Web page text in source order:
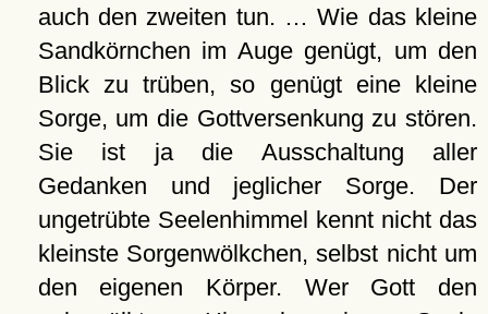
auch den zweiten tun. … Wie das kleine
Sandkörnchen im Auge genügt, um den
Blick zu trüben, so genügt eine kleine
Sorge, um die Gottversenkung zu stören.
Sie ist ja die Ausschaltung aller
Gedanken und jeglicher Sorge. Der
ungetrübte Seelenhimmel kennt nicht das
kleinste Sorgenwölkchen, selbst nicht um
den eigenen Körper. Wer Gott den